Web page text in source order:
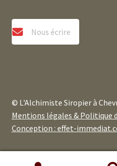
Nous écrire
© L'Alchimiste Siropier à
Mentions légales & Politique
Conception : effet-